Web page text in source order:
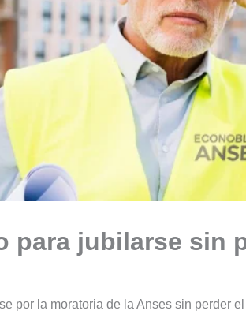
para jubilarse sin
por la moratoria de la Anses sin perder